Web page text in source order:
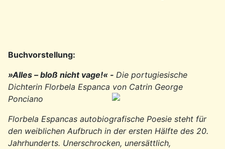
Buchvorstellung:
»Alles – bloß nicht vage!« - Die portugiesische
Dichterin Florbela Espanca von Catrin George
Ponciano
Florbela Espancas autobiografische Poesie steht für
den weiblichen Aufbruch in der ersten Hälfte des 20.
Jahrhunderts. Unerschrocken, unersättlich,